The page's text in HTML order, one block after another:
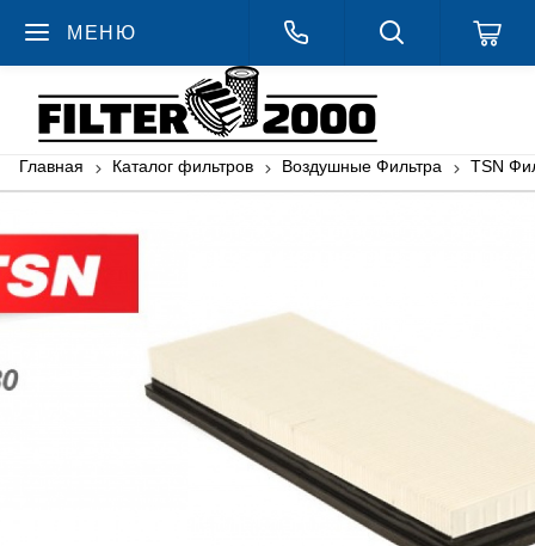
МЕНЮ
Главная Каталог фильтров Воздушные Фильтра TSN